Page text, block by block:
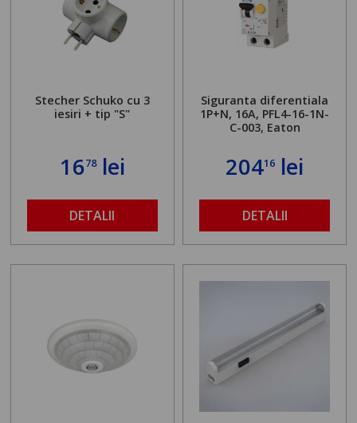
Stecher Schuko cu 3
iesiri + tip "S"
1678lei
DETALII
Siguranta diferentiala
1P+N, 16A, PFL4-16-1N-
C-003, Eaton
20416 lei
DETALII